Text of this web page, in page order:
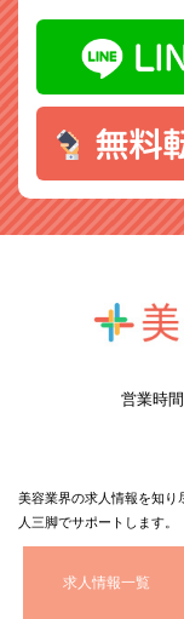
営業時
美容業界の求人情報を知
人三脚でサポートします。
求人情報一覧